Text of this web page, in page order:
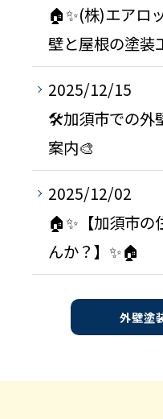
🏠✨(株)エアロ
壁と屋根の塗装
2025/12/15
🛠️加須市での外
案内🎨
2025/12/02
🏠✨【加須市の
んか？】✨🏠
外壁塗